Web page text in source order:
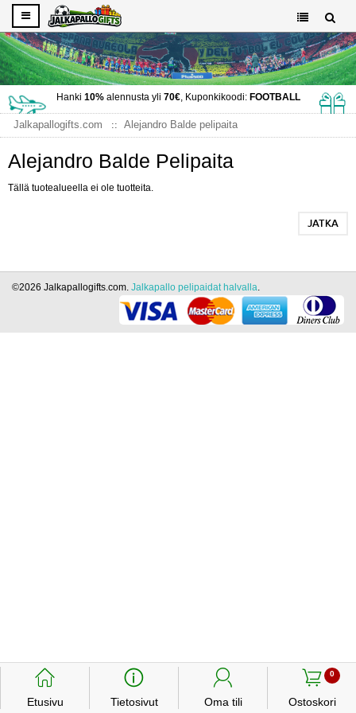
Hanki 10%alennusta yli 70€, Kuponkikoodi: FOOTBALL
Jalkapallogifts.com Alejandro Balde pelipaita
Alejandro Balde Pelipaita
Tällä tuotealueella ei ole tuotteita.
JATKA
󰃱
Etusivu
󰈢
Tietosivut
󰃳
Oma tili
0
󰃦
Ostoskori
©2026 Jalkapallogifts.com. Jalkapallo pelipaidat halvalla.